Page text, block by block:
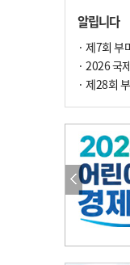
알립니다
· 제7회 부
· 2026 국
· 제28회